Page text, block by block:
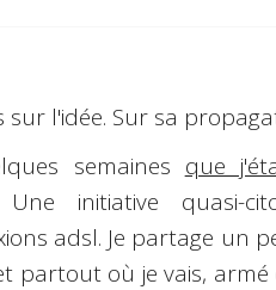
sur l'idée. Sur sa
semaines que
Une initiative quasi-
adsl. Je partage un
partout où je vais,